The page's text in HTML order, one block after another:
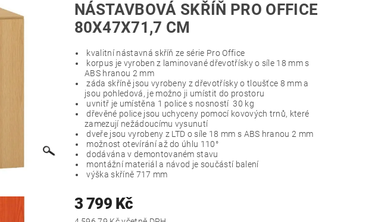
NÁSTAVBOVÁ SKŘÍŇ PRO OFFICE
80X47X71,7 CM
kvalitní nástavná skříň ze série Pro Office
korpus je vyroben z laminované dřevotřísky o síle 18 mm s
ABS hranou 2 mm
záda skříně jsou vyrobeny z dřevotřísky o tloušťce 8 mm a
jsou pohledová, je možno ji umístit do prostoru
uvnitř je umístěna 1 police s nosností 30 kg
dřevěné police jsou uchyceny pomocí kovových trnů, které
zamezují nežádoucímu vysunutí
dveře jsou vyrobeny z LTD o síle 18 mm s ABS hranou 2 mm
možnost otevírání až do úhlu 110°
dodávána v demontovaném stavu
montážní materiál a návod je součástí balení
výška skříně 717 mm
3 799 Kč